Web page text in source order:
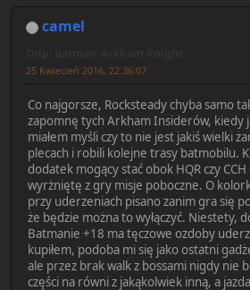
camel
25 Kwiecień 2016, 22:36:07
Co najgorsze, Rocksteady chyba samo
zapomnę tych Arkham Insiderów, kiedy
miałem myśli czy to nie jest jakiś wielki
plecach i robili kolejne trasy batmobilu.
dodatek mogący stać obok HQR czy
wyrżniętę z gry misje poboczne. O
przy uderzeniach pisano zanim gra się
że będzie można to wyłączyć. Niestety,
Batmanie +18 ma tęczowe ozdoby
kupiłem, podoba mi się jako ostatni
ale przez brak walk z bossami nigdy nie
części na równi z jakąkolwiek inną, a